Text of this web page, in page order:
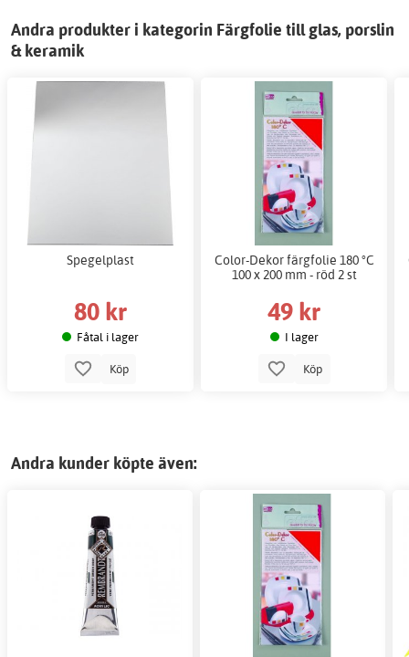
Andra produkter i kategorin Färgfolie till glas, porslin
& keramik
Spegelplast
80 kr
Fåtal i lager
Köp
Color-Dekor färgfolie 180 °C
100 x 200 mm - röd 2 st
49 kr
I lager
Köp
Andra kunder köpte även: